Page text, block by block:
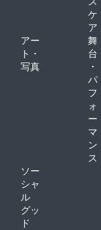
ケ
ア
アー
ト・
写真
舞
台
・
パ
フ
ォ
ー
マ
ン
ス
ソー
シャ
ル
グッ
ド